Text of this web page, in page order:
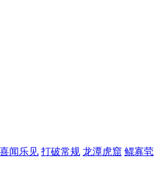
喜闻乐见 打破常规 龙潭虎窟 鳏寡茕